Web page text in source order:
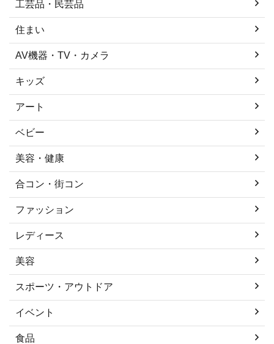
工芸品・民芸品
住まい
AV機器・TV・カメラ
キッズ
アート
ベビー
美容・健康
合コン・街コン
ファッション
レディース
美容
スポーツ・アウトドア
イベント
食品